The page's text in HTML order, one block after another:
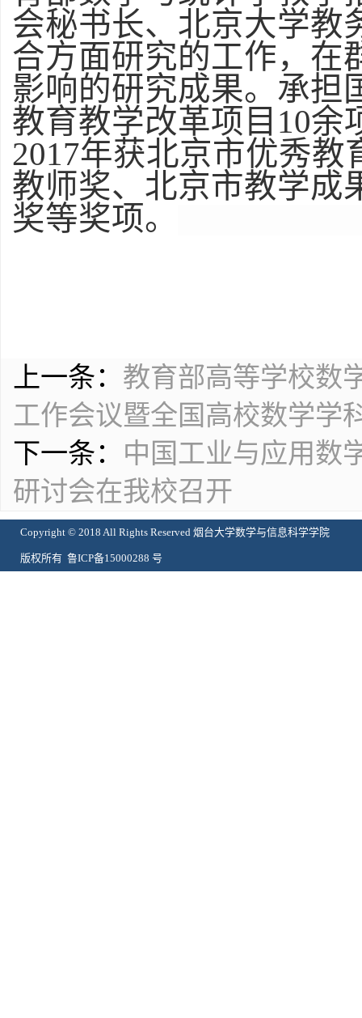
会秘书长、北京大学教
合方面研究的工作，在
影响的研究成果。承担
教育教学改革项目 10余
2017年获北京市优秀教
教师奖、北京市教学成
奖等奖项。
上一条： 教育部高等学校数
工作会议暨全国高校数学学
下一条： 中国工业与应用数
研讨会​在我校召开
Copyright © 2018 All Rights Reserved 烟台大学数学与信息科学学院
版权所有 鲁ICP备15000288 号